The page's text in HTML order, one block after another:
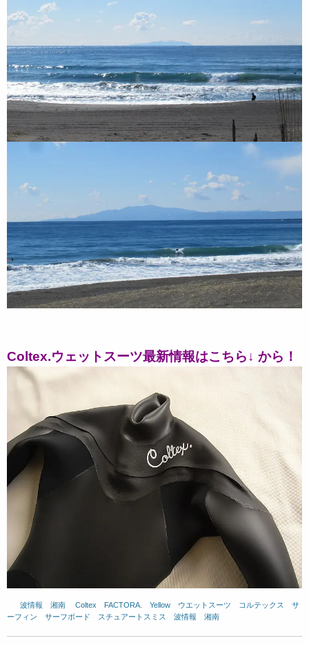
Coltex.ウェットスーツ最新情報はこちら↓ から！
波情報 湘南 Coltex FACTORA. Yellow ウエットスーツ コルテックス
サ
ーフィン
サーフボード スチュアートスミス 波情報 湘南